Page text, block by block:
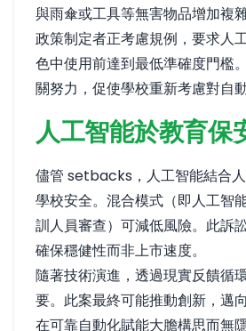
與雨傘或工具等無害物品增加複雜
政策制定者正考慮規例，要求人
色中使用前達到最低準確度門檻
關努力，促使學校重新考慮對自
人工智能於教育保
儘管 setbacks，人工智能結合
學校安全。混合模式（即人工智
訓人員審查）可減低風險。此訴
確保穩健性而非上市速度。
隨著技術演進，透過現實反饋循
要。此案最終可能推動創新，邁
在可靠自動化賦能大膽構思而無